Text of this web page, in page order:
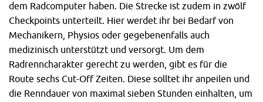
dem Radcomputer haben. Die Strecke ist zudem in zwölf
Checkpoints unterteilt. Hier werdet ihr bei Bedarf von
Mechanikern, Physios oder gegebenenfalls auch
medizinisch unterstützt und versorgt. Um dem
Radrenncharakter gerecht zu werden, gibt es für die
Route sechs Cut-Off Zeiten. Diese solltet ihr anpeilen und
die Renndauer von maximal sieben Stunden einhalten, um